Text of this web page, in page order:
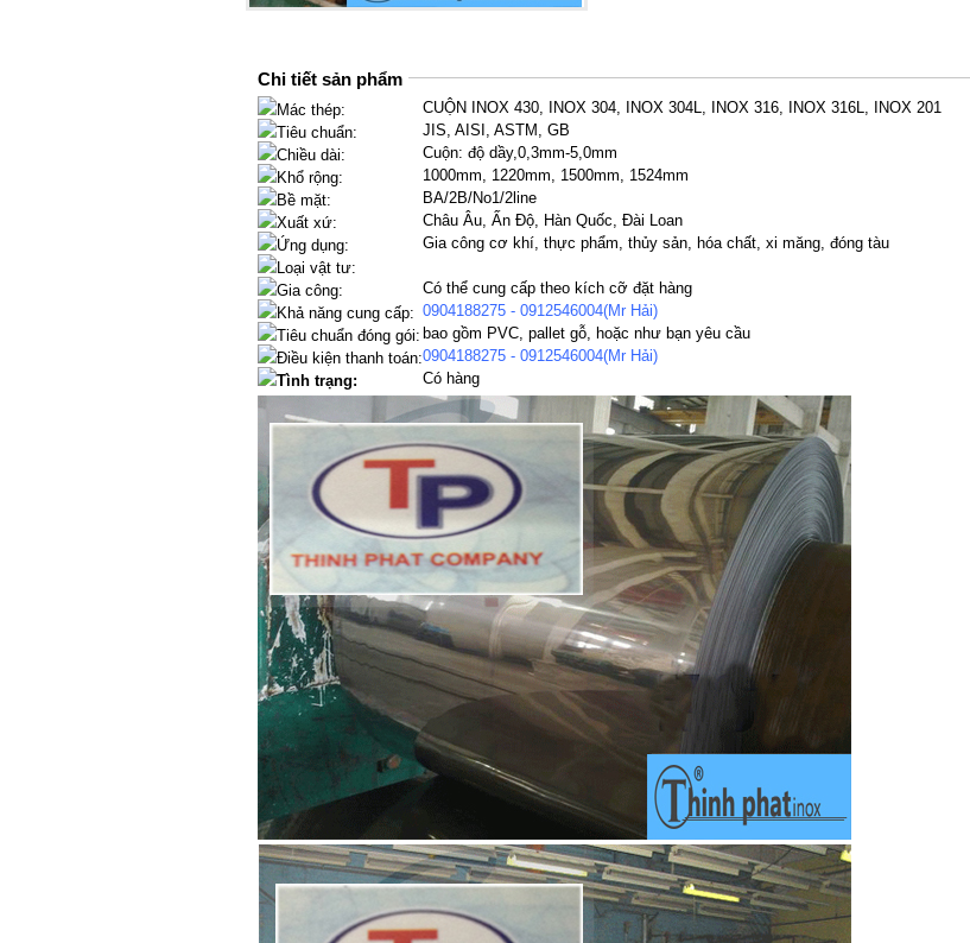
Chi tiết sản phẩm
Mác thép:
CUỘN INOX 430, INOX 304, INOX 304L, INOX 316, INOX 316L, INOX 201
Tiêu chuẩn:
JIS, AISI, ASTM, GB
Chiều dài:
Cuộn: độ dầy,0,3mm-5,0mm
Khổ rộng:
1000mm, 1220mm, 1500mm, 1524mm
Bề mặt:
BA/2B/No1/2line
Xuất xứ:
Châu Âu, Ấn Độ, Hàn Quốc, Đài Loan
Ứng dụng:
Gia công cơ khí, thực phẩm, thủy sản, hóa chất, xi măng, đóng tàu
Loại vật tư:
Gia công:
Có thể cung cấp theo kích cỡ đặt hàng
Khả năng cung cấp: 0904188275 - 0912546004(Mr Hải)
Tiêu chuẩn đóng gói: bao gồm PVC, pallet gỗ, hoặc như bạn yêu cầu
Điều kiện thanh toán:0904188275 - 0912546004(Mr Hải)
Tình trạng:
Có hàng